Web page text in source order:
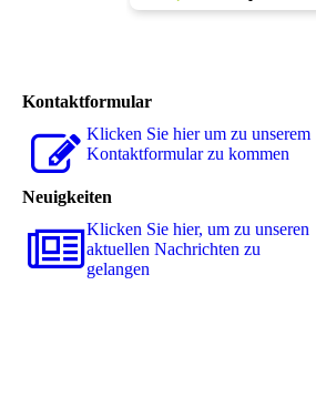
Kontaktformular
Klicken Sie hier um zu unserem
Kon­takt­for­mu­lar zu kommen
Neuigkeiten
Klicken Sie hier, um zu unseren
aktuellen Nachrichten zu
gelangen